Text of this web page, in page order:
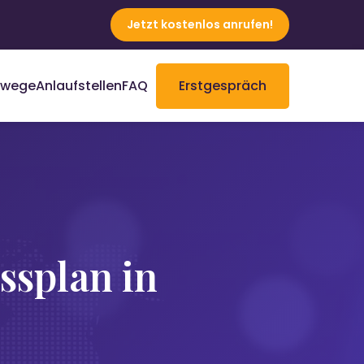
Jetzt kostenlos anrufen!
AnlaufstellenFAQ Erstgespräch
in